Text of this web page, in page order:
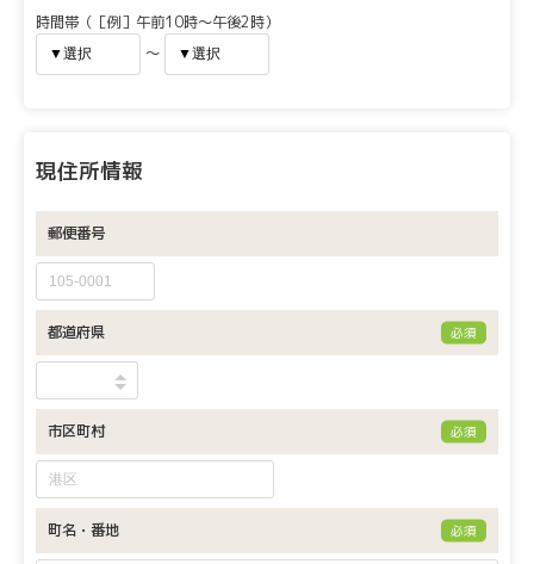
時間帯（［例］午前10時〜午後2時）
〜
現住所情報
郵便番号
都道府県 必須
市区町村 必須
町名・番地 必須